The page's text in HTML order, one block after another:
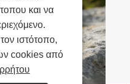
και να
ιστότοπο,
cookies από